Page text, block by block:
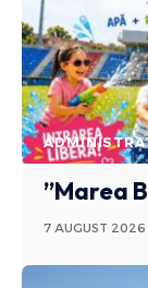
”Marea
7 AUGUST 2026